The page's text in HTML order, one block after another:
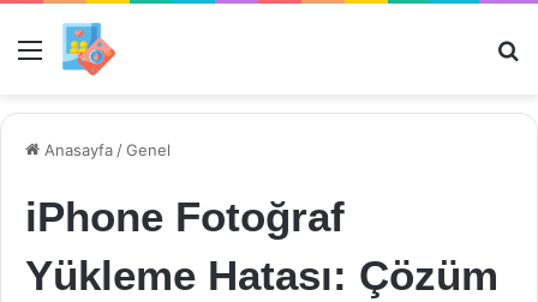
Menü
Anasayfa /Genel
iPhone Fotoğraf
Yükleme Hatası: Çözüm